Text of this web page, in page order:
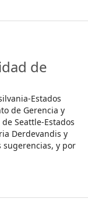
de
Estados
de Gerencia y
Seattle-Estados
Derdevandis y
sugerencias, y por